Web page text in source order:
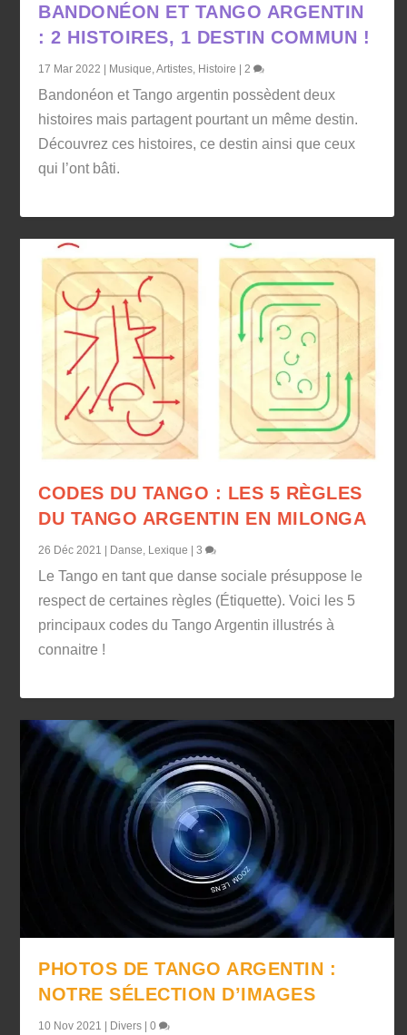
BANDONÉON ET TANGO ARGENTIN
: 2 HISTOIRES, 1 DESTIN COMMUN !
17 Mar 2022 | Musique ,Artistes Histoire | 2
Bandonéon et Tango argentin possèdent deux
histoires mais partagent pourtant un même destin.
Découvrez ces histoires, ce destin ainsi que ceux
qui l’ont bâti.
CODES DU TANGO : LES 5 RÈGLES
DU TANGO ARGENTIN EN MILONGA
26 Déc 2021 Danse, Lexique |3
Le Tango en tant que danse sociale présuppose le
respect de certaines règles (Étiquette). Voici les 5
principaux codes du Tango Argentin illustrés à
connaitre !
PHOTOS DE TANGO ARGENTIN :
NOTRE SÉLECTION D’IMAGES
10 Nov 2021 | Divers |0